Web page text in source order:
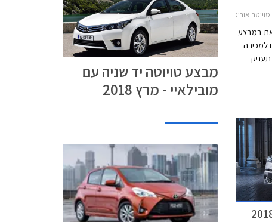
פריוס 2016-2019מבצע טויוטה ומובילאיי
במבצע
למכירה
קורולה,
מבצע טויוטה יד שניה עם
מובילאיי - מרץ 2018